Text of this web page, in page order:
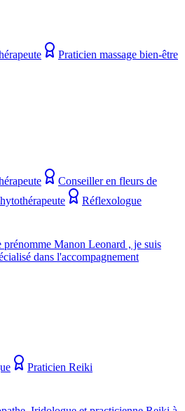
Praticien massage bien-être
Conseiller en fleurs de
Réflexologue
Manon Leonard , je suis
dans l'accompagnement
Praticien Reiki